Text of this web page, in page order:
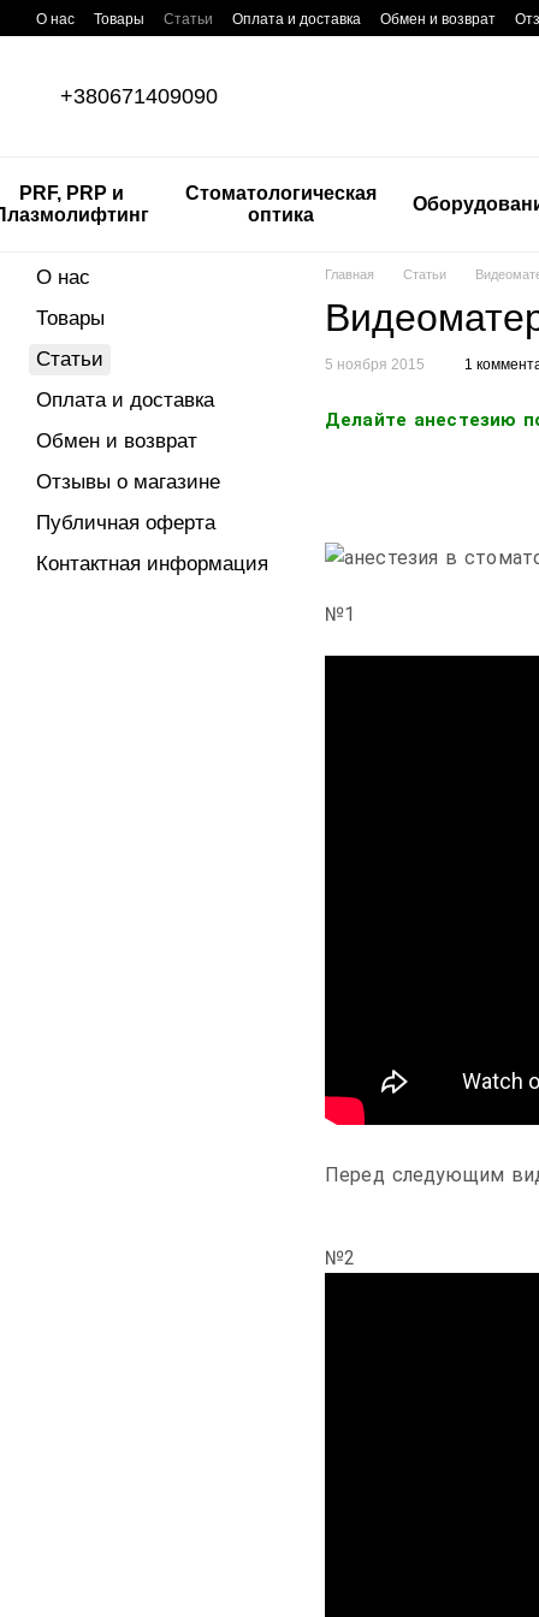
Перейти к основному контенту
О нас Товары Статьи Оплата и доставка Обмен и возврат
+380671409090
PRF, PRP и
Стоматологическая
оптика
Главная Статьи
5 ноября 2015 1
Делайте анестезию
№1
Перед следующим
№2
О нас
Товары
Статьи
Оплата и доставка
Обмен и возврат
Отзывы о магазине
Публичная оферта
Контактная информация